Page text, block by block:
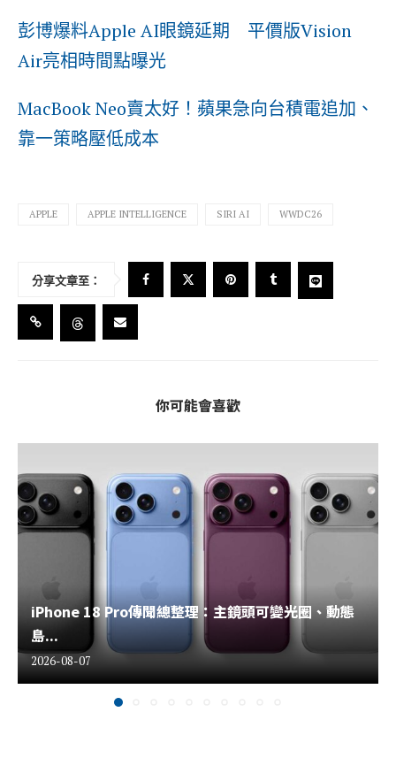
彭博爆料Apple AI眼鏡延期 平價版Vision
Air亮相時間點曝光
MacBook Neo賣太好！蘋果急向台積電追加、
靠一策略壓低成本
APPLE APPLE INTELLIGENCE SIRI AI WWDC26
分享文章至：
你可能會喜歡
iPhone 18 Pro傳聞總整理：主鏡頭可變光圈、動態
島...
2026-08-07